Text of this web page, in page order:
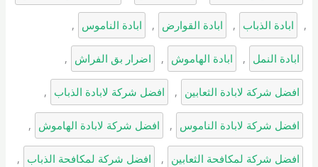
, ابادة الذباب , ابادة القوارض , ابادة الناموس ,
ابادة النمل , ابادة الهاموش , اضرار بق الفراش ,
افضل شركة لابادة الثعابين , افضل شركة لابادة الذباب ,
افضل شركة لابادة الناموس , افضل شركة لابادة الهاموش ,
افضل شركة لمكافحة الثعابين , افضل شركة لمكافحة الذباب ,